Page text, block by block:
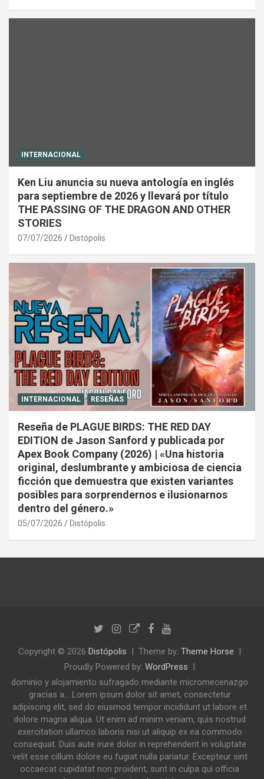
INTERNACIONAL
Ken Liu anuncia su nueva antología en inglés
para septiembre de 2026 y llevará por título
THE PASSING OF THE DRAGON AND OTHER
STORIES
07/07/2026 Distópolis
INTERNACIONAL RESEÑAS
Reseña de PLAGUE BIRDS: THE RED DAY
EDITION de Jason Sanford y publicada por
Apex Book Company (2026) | «Una historia
original, deslumbrante y ambiciosa de ciencia
ficción que demuestra que existen variantes
posibles para sorprendernos e ilusionarnos
dentro del género.»
05/07/2026 Distópolis
Copyright © 2026 Distópolis Theme by: Theme Horse
Proudly Powered by: WordPress
dominio y alojamiento sufragado mediante micromecenazgo
gracias a... Lorem ipsum dolor sit amet, consectetur
adipiscing elit, sed do eiusmod tempor incididunt ut labore et
dolore magna aliqua. Ut enim ad minim veniam, quis nostrud
exercitation ullamco laboris nisi ut aliquip ex ea commodo
consequat. Duis aute irure dolor in reprehenderit in voluptate
velit esse cillum dolore eu fugiat nulla pariatur. Excepteur sint
occaecat cupidatat non proident, sunt in culpa qui officia